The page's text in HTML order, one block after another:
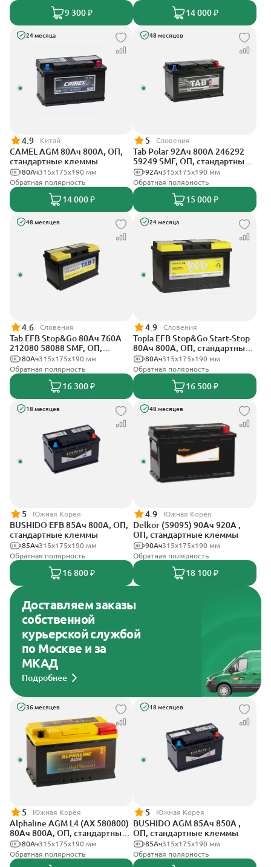
9 300 ₽ 14 000 ₽
24 месяца
4.9 Китай
CAMEL AGM 80Ач 800А, ОП,
стандартные клеммы
315x175x190 мм
80Ач
Обратная полярность
14 000 ₽
48 месяцев
5 Словения
Tab Polar 92Ач 800А 246292
59249 SMF, ОП, стандартные
клеммы315x175x190 мм
92Ач
Обратная полярность
15 000 ₽
48 месяцев
4.6 Словения
Tab EFB Stop&Go 80Ач 760А
212080 58088 SMF, ОП,
стандартные клеммы
315x175x190 мм
80Ач
Обратная полярность
16 300 ₽
24 месяца
4.9 Словения
Topla EFB Stop&Go Start-Stop
80Ач 800А, ОП, стандартные
клеммы315x175x190 мм
80Ач
Обратная полярность
16 500 ₽
18 месяцев
5 Южная Корея
BUSHIDO EFB 85Ач 800А, ОП,
стандартные клеммы
315x175x190 мм
85Ач
Обратная полярность
16 800 ₽
48 месяцев
4.9 Южная Корея
Delkor (59095) 90Ач 920А ,
ОП, стандартные клеммы
315x175x190 мм
90Ач
Обратная полярность
18 100 ₽
Доставляем заказы
собственной
курьерской службой
по Москве и за
МКАД
Подробнее
36 месяцев
5 Южная Корея
Alphaline AGM L4 (AX 580800)
80Ач 800А, ОП, стандартные
клеммы315х175х190 мм
80Ач
Обратная полярность
18 месяцев
5 Южная Корея
BUSHIDO AGM 85Ач 850А ,
ОП, стандартные клеммы
315x175x190 мм
85Ач
Обратная полярность